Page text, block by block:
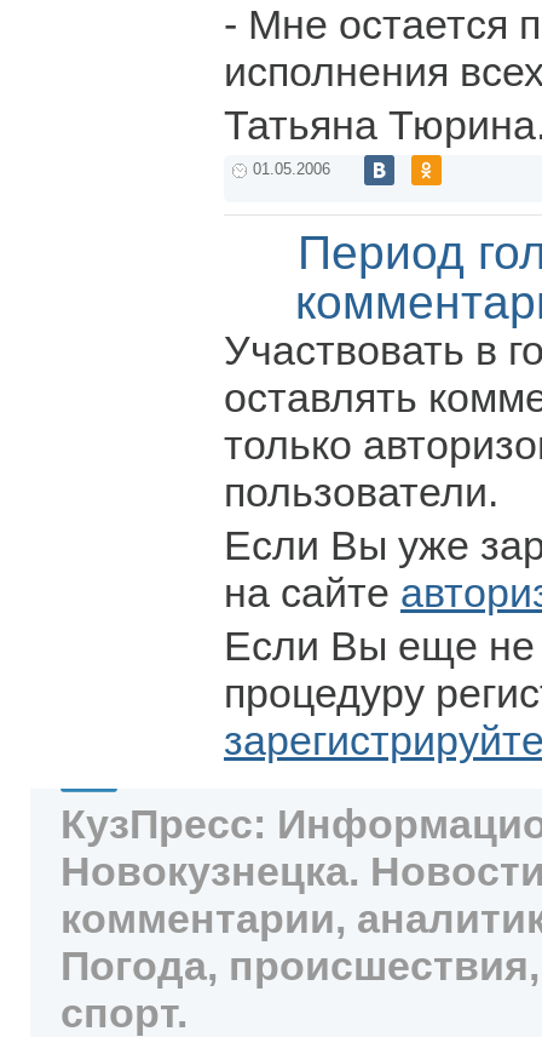
- Мне остается
исполнения
Татьяна
01.05.2006
Период
Участвовать в
оставлять
только
пользователи.
Если Вы уже
на сайте
Если Вы еще не
процедуру
КузПресс:
Новокузнецка.
комментарии,
Погода,
спорт.